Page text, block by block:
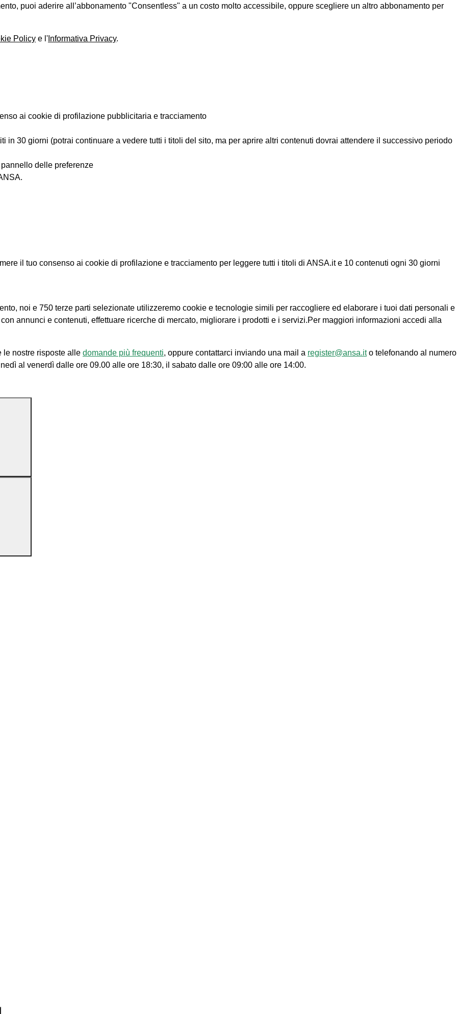
puoi aderire all’abbonamento "Consentless" a un costo molto accessibile, oppure scegliere un altro abbonamento per
Policy e l' Informativa Privacy.
ai cookie di profilazione pubblicitaria e tracciamento
in 30 giorni (potrai continuare a vedere tutti i titoli del sito, ma per aprire altri contenuti dovrai attendere il successivo periodo
delle preferenze
il tuo consenso ai cookie di profilazione e tracciamento per leggere tutti i titoli di ANSA.it e 10 contenuti ogni 30 giorni
noi e 750 terze parti selezionate utilizzeremo cookie e tecnologie simili per raccogliere ed elaborare i tuoi dati personali e
annunci e contenuti, effettuare ricerche di mercato, migliorare i prodotti e i servizi.Per maggiori informazioni accedi alla
le nostre risposte alle domande più frequenti, oppure contattarci inviando una mail a register@ansa.ito telefonando al numero
al venerdì dalle ore 09.00 alle ore 18:30, il sabato dalle ore 09:00 alle ore 14:00.